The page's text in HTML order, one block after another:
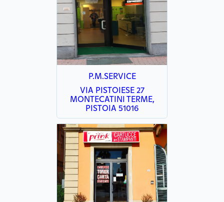
P.M.SERVICE
VIA PISTOIESE 27
MONTECATINI TERME,
PISTOIA 51016